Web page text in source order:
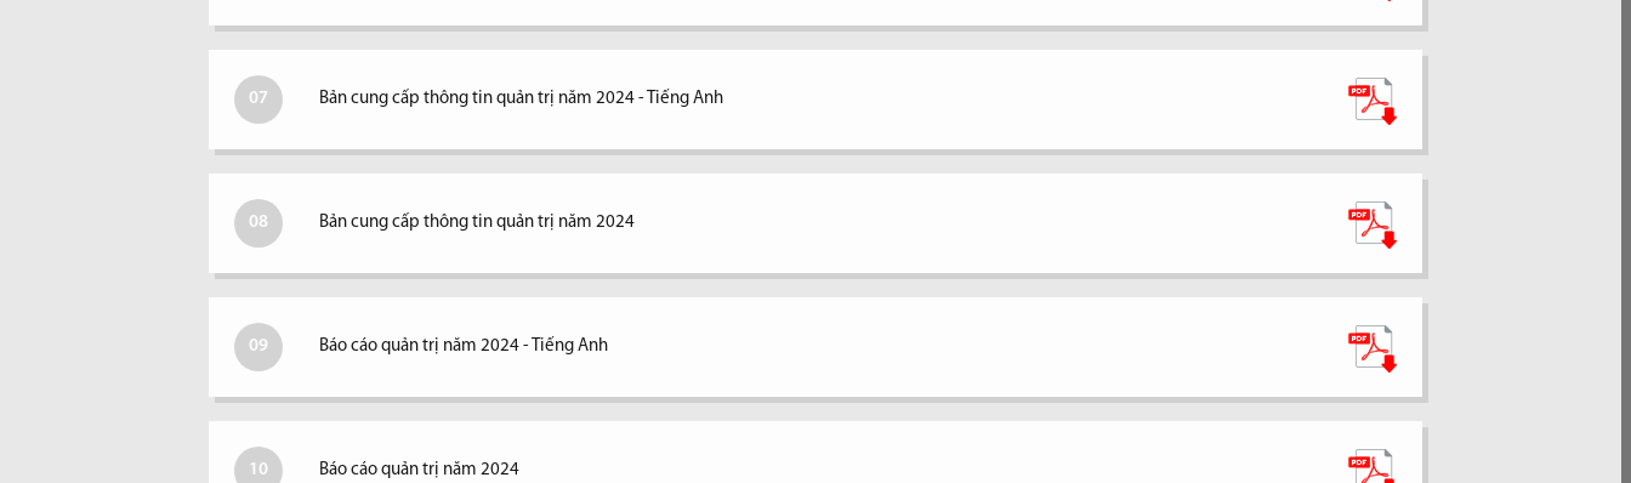
07 Bản cung cấp thông tin quản trị năm 2024 - Tiếng Anh
08 Bản cung cấp thông tin quản trị năm 2024
09 Báo cáo quản trị năm 2024 - Tiếng Anh
10 Báo cáo quản trị năm 2024